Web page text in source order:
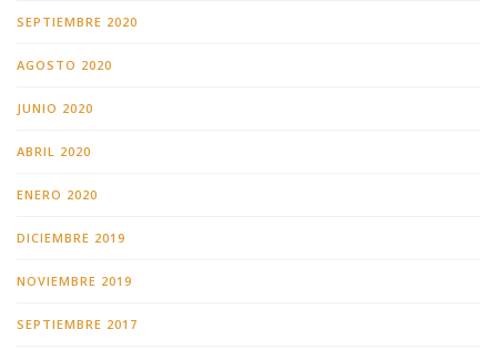
SEPTIEMBRE 2020
AGOSTO 2020
JUNIO 2020
ABRIL 2020
ENERO 2020
DICIEMBRE 2019
NOVIEMBRE 2019
SEPTIEMBRE 2017